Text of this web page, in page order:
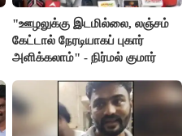
"ஊழலுக்கு இடமில்லை, லஞ்சம்
கேட்டால் நேரடியாகப் புகார்
அளிக்கலாம்" - நிர்மல் குமார்